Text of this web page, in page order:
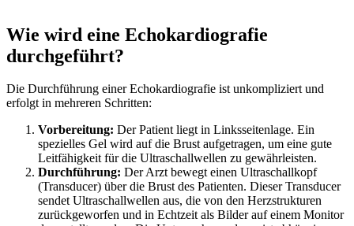
Wie wird eine Echokardiografie
durchgeführt?
Die Durchführung einer Echokardiografie ist unkompliziert und
erfolgt in mehreren Schritten:
Vorbereitung: Der Patient liegt in Linksseitenlage. Ein
spezielles Gel wird auf die Brust aufgetragen, um eine gute
Leitfähigkeit für die Ultraschallwellen zu gewährleisten.
Durchführung: Der Arzt bewegt einen Ultraschallkopf
(Transducer) über die Brust des Patienten. Dieser Transducer
sendet Ultraschallwellen aus, die von den Herzstrukturen
zurückgeworfen und in Echtzeit als Bilder auf einem Monitor